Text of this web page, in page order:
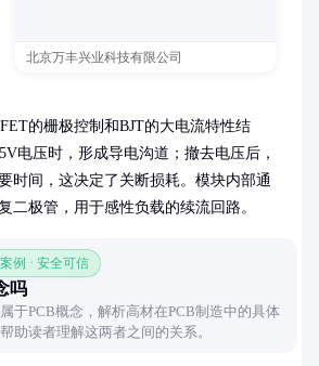
北京万丰兴业科技有限公司
的栅极控制和BJT的大电流特性结
电压时，形成导电沟道；撤去电压后，
时间，这决定了关断损耗。模块内部通
二极管，用于感性负载的续流回路。
例 · 安全可信
吗
于PCB概念，解析高材在PCB制造中的具体
助读者理解这两者之间的关系。